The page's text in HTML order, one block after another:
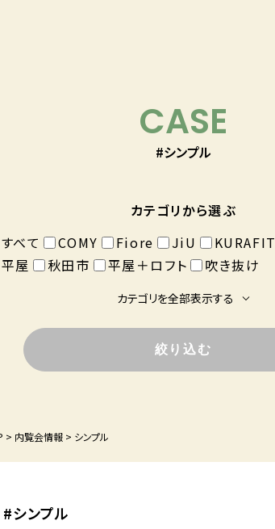
CASE
#シンプル
カテゴリから選ぶ
すべて
COMY Fiore JiU KURAFIT
平屋
秋田市 平屋＋ロフト 吹き抜け
カテゴリを全部表示する
> 内覧会情報> シンプル
#シンプル